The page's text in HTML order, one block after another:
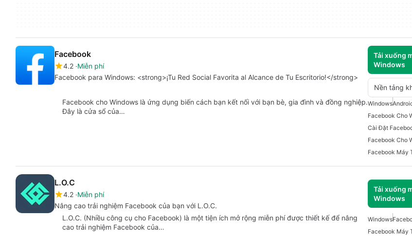
Facebook
4.2 Miễn phí
Facebook para Windows: <strong>¡Tu Red Social Favorita al Alcance de Tu Escritorio!</strong>
Tải xuống
Windows
Nền tảng
Facebook cho Windows là ứng dụng biến cách bạn kết nối với bạn bè, gia đình và đồng nghiệp.
Đây là cửa sổ của…
Windows
Facebook Cho
Cài Đặt
Facebook Cho
Facebook Máy
L.O.C
4.2 Miễn phí
Nâng cao trải nghiệm Facebook của bạn với L.O.C.
Tải xuống
Windows
L.O.C. (Nhiều công cụ cho Facebook) là một tiện ích mở rộng miễn phí được thiết kế để nâng
cao trải nghiệm Facebook của…
Windows
Facebook Máy